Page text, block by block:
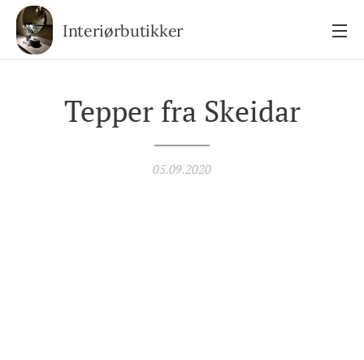
Interiørbutikker
Tepper fra Skeidar
05.09.2020